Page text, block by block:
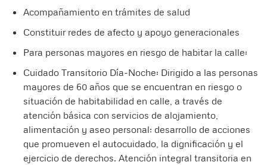
Acompañamiento en trámites de salud
Constituir redes de afecto y apoyo generacionales
Para personas mayores en riesgo de habitar la calle:
Cuidado Transitorio Día-Noche: Dirigido a las personas
mayores de 60 años que se encuentran en riesgo o
situación de habitabilidad en calle, a través de
atención básica con servicios de alojamiento,
alimentación y aseo personal; desarrollo de acciones
que promueven el autocuidado, la dignificación y el
ejercicio de derechos. Atención integral transitoria en